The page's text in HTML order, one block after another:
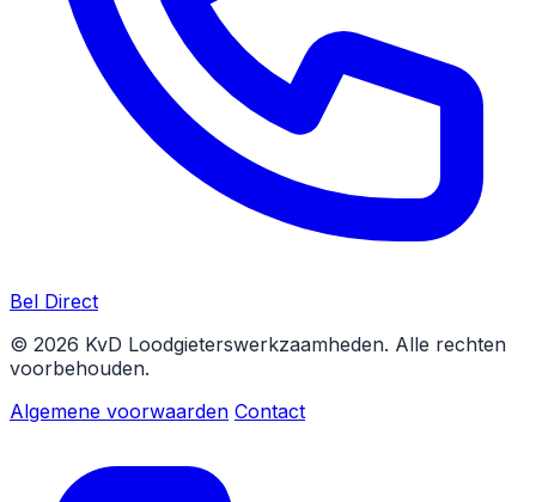
Bel Direct
© 2026 KvD Loodgieterswerkzaamheden. Alle rechten
voorbehouden.
Algemene voorwaarden Contact